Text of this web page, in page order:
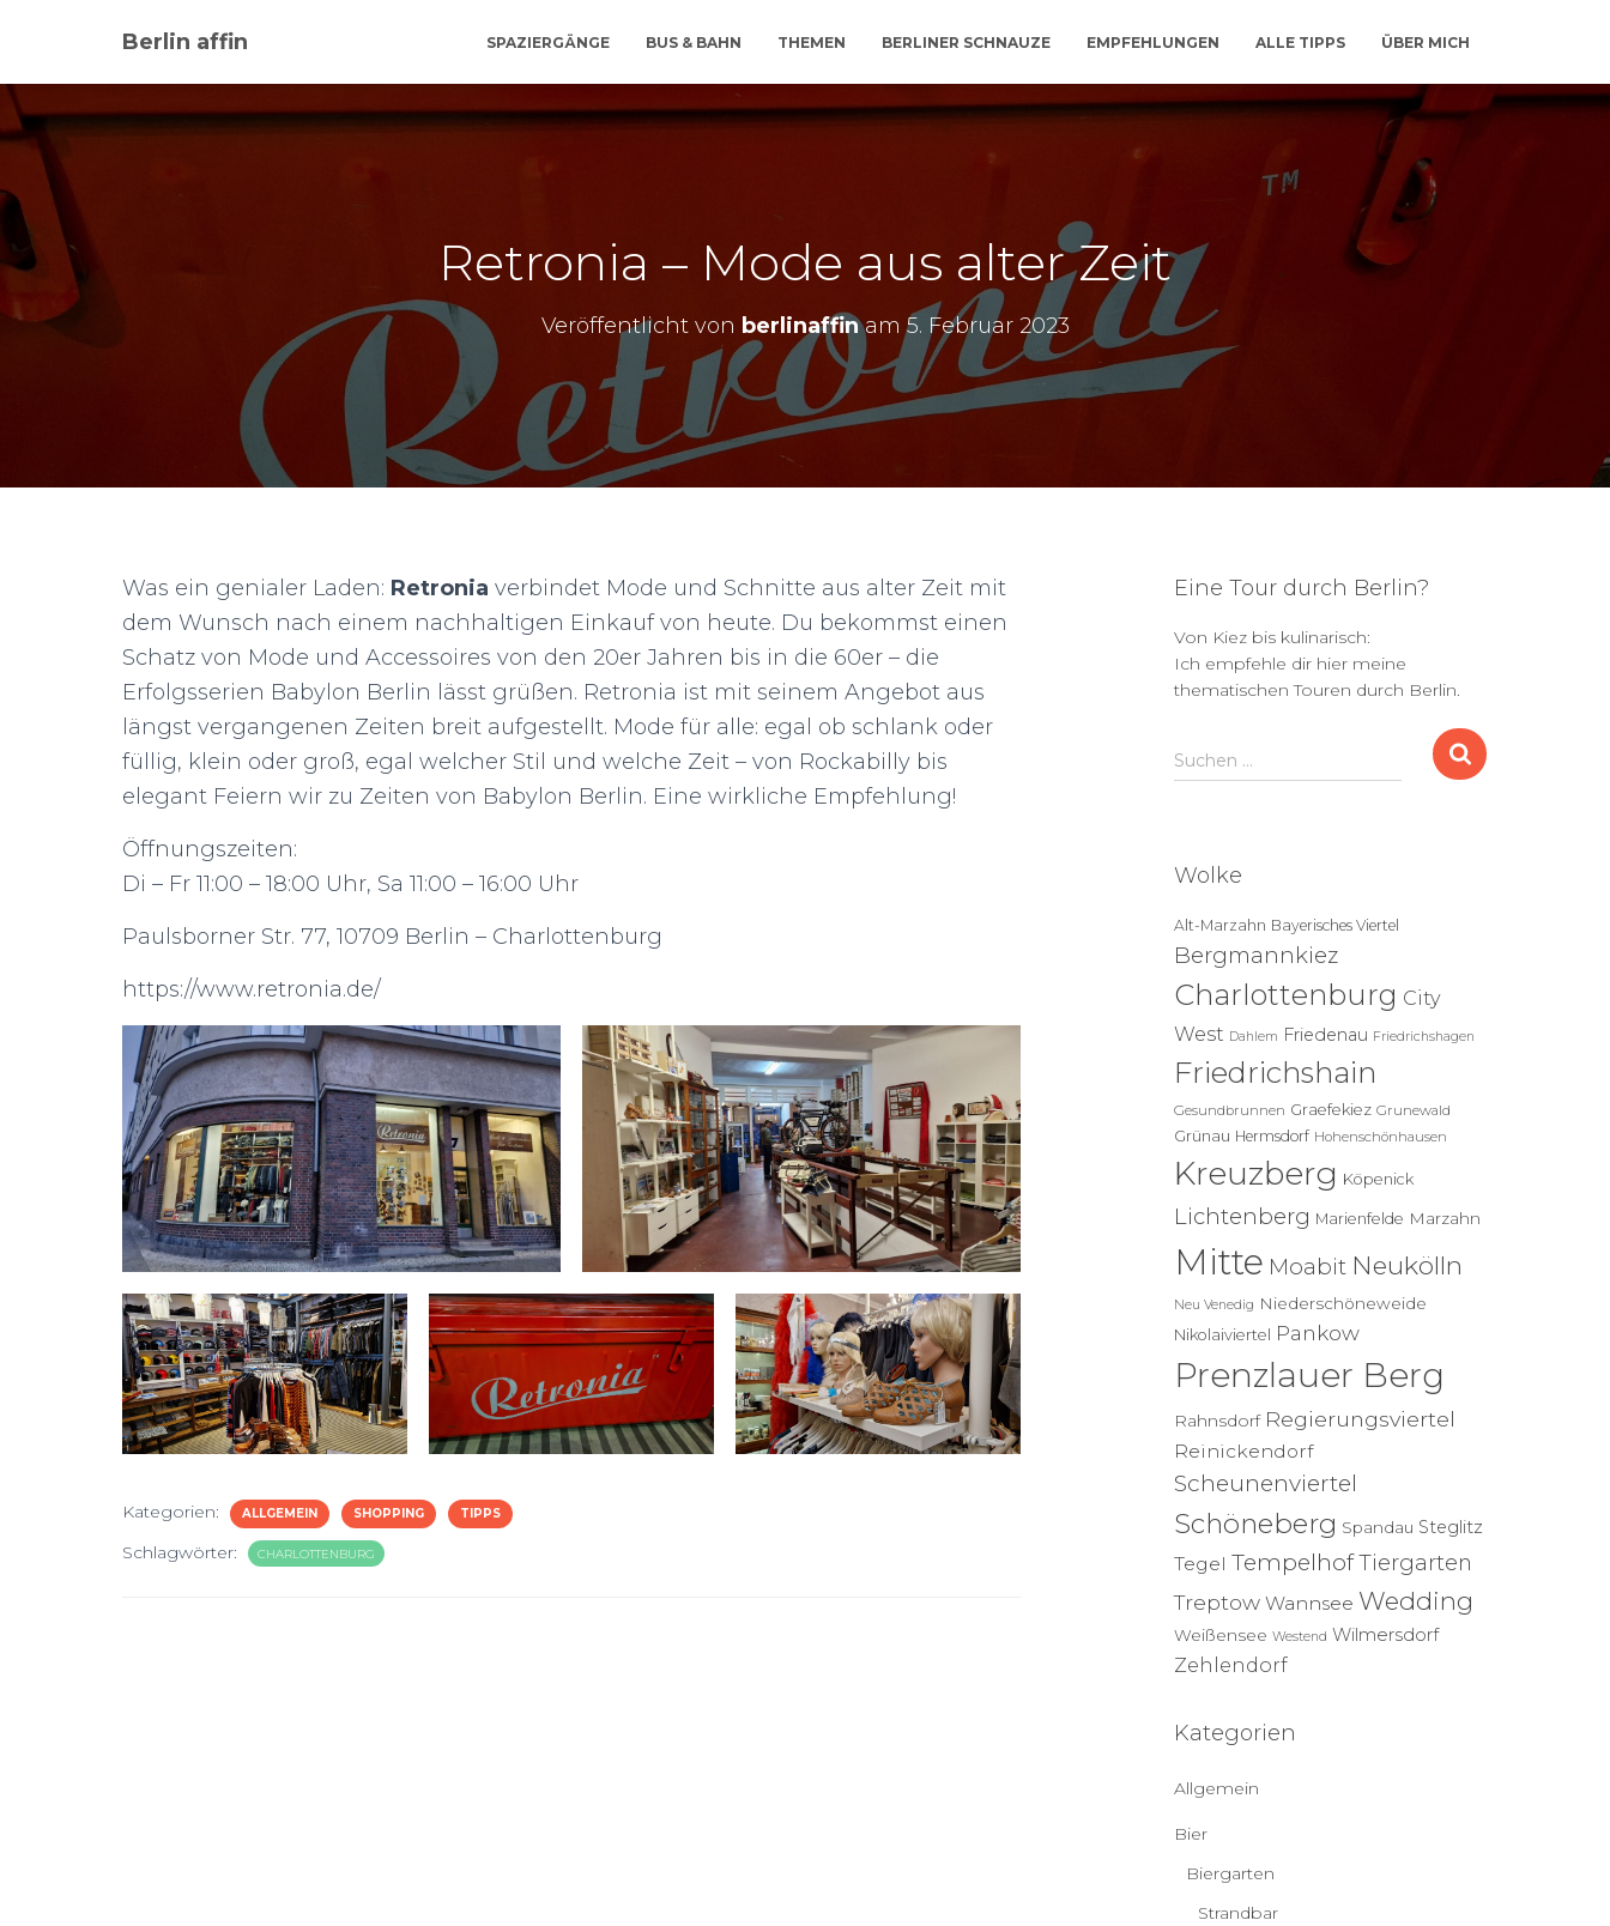
Berlin affin SPAZIERGÄNGE BUS & BAHN THEMEN BERLINER SCHNAUZE EMPFEHLUNGEN ALLE TIPPS ÜBER MICH
Retronia – Mode aus alter Zeit
Veröffentlicht von berlinaffinam5. Februar 2023
Was ein genialer Laden: Retronia verbindet Mode und Schnitte aus alter Zeit mit
dem Wunsch nach einem nachhaltigen Einkauf von heute. Du bekommst einen
Schatz von Mode und Accessoires von den 20er Jahren bis in die 60er – die
Erfolgsserien Babylon Berlin lässt grüßen. Retronia ist mit seinem Angebot aus
längst vergangenen Zeiten breit aufgestellt. Mode für alle: egal ob schlank oder
füllig, klein oder groß, egal welcher Stil und welche Zeit – von Rockabilly bis
elegant Feiern wir zu Zeiten von Babylon Berlin. Eine wirkliche Empfehlung!
Öffnungszeiten:
Di – Fr 11:00 – 18:00 Uhr, Sa 11:00 – 16:00 Uhr
Paulsborner Str. 77, 10709 Berlin – Charlottenburg
https://www.retronia.de/
Kategorien: ALLGEMEIN SHOPPING TIPPS
Schlagwörter: CHARLOTTENBURG
Eine Tour durch Berlin?
Von Kiez bis kulinarisch:
Ich empfehle dir hier meine
thematischen Touren durch Berlin.
S
u
n
a
c
h
Suchen …
Wolke
Alt-Marzahn Bayerisches Viertel
Bergmannkiez
Charlottenburg City
West Dahlem Friedenau Friedrichshagen
Friedrichshain
Gesundbrunnen Graefekiez Grunewald
Grünau Hermsdorf Hohenschönhausen
Kreuzberg Köpenick
Lichtenberg Marienfelde Marzahn
Mitte Moabit Neukölln
Neu Venedig Niederschöneweide
Nikolaiviertel Pankow
Prenzlauer Berg
Rahnsdorf Regierungsviertel
Reinickendorf
Scheunenviertel
Schöneberg Spandau Steglitz
Tegel Tempelhof Tiergarten
Treptow Wannsee Wedding
Weißensee Westend Wilmersdorf
Zehlendorf
Kategorien
Allgemein
Bier
Biergarten
Strandbar